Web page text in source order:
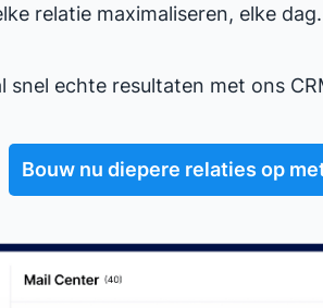
relatie maximaliseren, elke
snel echte resultaten met ons
Bouw nu diepere relaties op